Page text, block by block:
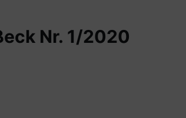
Nr. 1/2020